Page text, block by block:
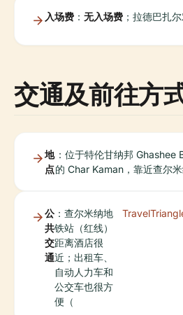
入场费 ： 无入场费 ；拉德巴扎
交通及前往方
地
点
：位于特伦甘纳邦 Ghashee
的 Char Kaman，靠近查尔
公
共
交
通
：查尔米纳地
铁站（红线）
距离酒店很
近；出租车、
自动人力车和
公交车也很方
便（